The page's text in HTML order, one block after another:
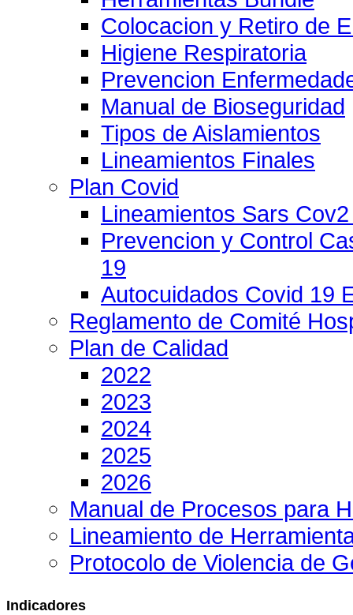
Colocacion y Retiro de
Higiene Respiratoria
Prevencion
Manual de Bioseguridad
Tipos de Aislamientos
Lineamientos Finales
Plan Covid
Lineamientos Sars
Prevencion y Control
19
Autocuidados Covid 19
Reglamento de Comité
Plan de Calidad
2022
2023
2024
2025
2026
Manual de Procesos para
Lineamiento de
Protocolo de Violencia de
Indicadores